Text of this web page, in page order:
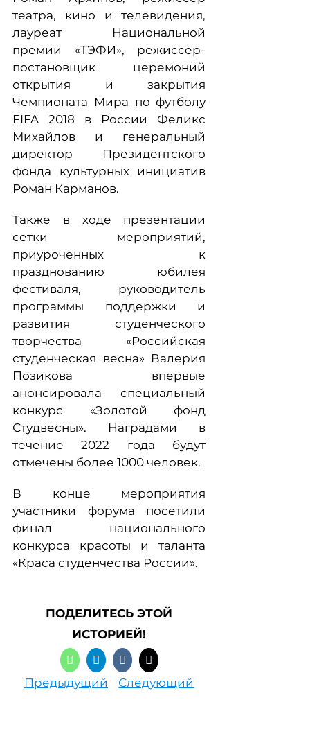
театра, кино и телевидения,
лауреат Национальной
премии «ТЭФИ», режиссер-
постановщик церемоний
открытия и закрытия
Чемпионата Мира по футболу
FIFA 2018 в России Феликс
Михайлов и генеральный
директор Президентского
фонда культурных инициатив
Роман Карманов.
Также в ходе презентации
сетки мероприятий,
приуроченных к
празднованию юбилея
фестиваля, руководитель
программы поддержки и
развития студенческого
творчества «Российская
студенческая весна» Валерия
Позикова впервые
анонсировала специальный
конкурс «Золотой фонд
Студвесны». Наградами в
течение 2022 года будут
отмечены более 1000 человек.
В конце мероприятия
участники форума посетили
финал национального
конкурса красоты и таланта
«Краса студенчества России».
ПОДЕЛИТЕСЬ ЭТОЙ
ИСТОРИЕЙ!
Предыдущий Следующий